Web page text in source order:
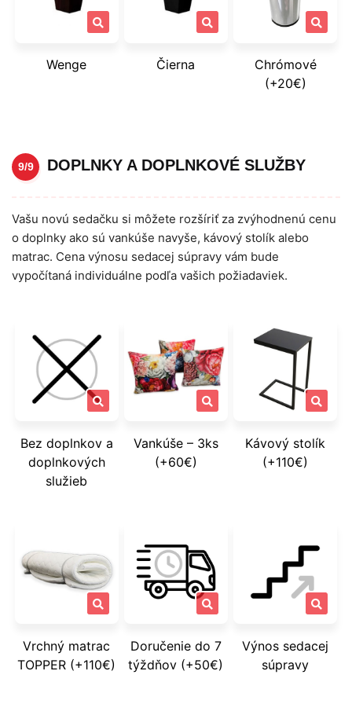
Wenge Čierna
Chrómové
(+20€)
9/9 DOPLNKY A DOPLNKOVÉ SLUŽBY
Vašu novú sedačku si môžete rozšíriť za zvýhodnenú cenu
o doplnky ako sú vankúše navyše, kávový stolík alebo
matrac. Cena výnosu sedacej súpravy vám bude
vypočítaná individuálne podľa vašich požiadaviek.
Bez doplnkov a
doplnkových
služieb
Vankúše – 3ks
(+60€)
Kávový stolík
(+110€)
Vrchný matrac
TOPPER (+110€)
Doručenie do 7
týždňov (+50€)
Výnos sedacej
súpravy